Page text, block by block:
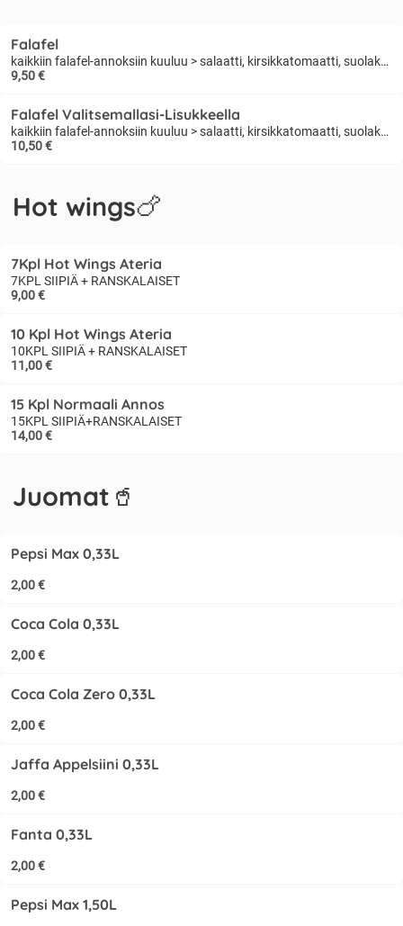
Falafel
kaikkiin falafel-annoksiin kuuluu > salaatti, kirsikkatomaatti, suolakurkku, kastike, currykastike, BBQ-kastike
9,50 €
Falafel Valitsemallasi-Lisukkeella
kaikkiin falafel-annoksiin kuuluu > salaatti, kirsikkatomaatti, suolakurkku, kastike, currykastike, BBQ-kastike
10,50 €
Hot wings🍗
7Kpl Hot Wings Ateria
7KPL SIIPIÄ + RANSKALAISET
9,00 €
10 Kpl Hot Wings Ateria
10KPL SIIPIÄ + RANSKALAISET
11,00 €
15 Kpl Normaali Annos
15KPL SIIPIÄ+RANSKALAISET
14,00 €
Juomat🥤
Pepsi Max 0,33L
2,00 €
Coca Cola 0,33L
2,00 €
Coca Cola Zero 0,33L
2,00 €
Jaffa Appelsiini 0,33L
2,00 €
Fanta 0,33L
2,00 €
Pepsi Max 1,50L